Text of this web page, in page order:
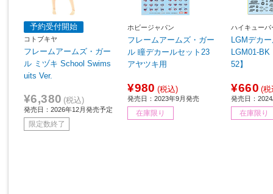
予約受付開始
コトブキヤ
フレームアームズ・ガー
ル ミヅキ School Swims
uits Ver.
¥6,380 (税込)
発売日：2026年12月発売予定
限定数終了
ホビージャパン
フレームアームズ・ガー
ル 瞳デカールセット23
アヤツキ用
¥980 (税込)
発売日：2023年9月発売
在庫限り
ハイキューパ
LGMデカ
LGM01-BK ブラック 【8
52】
¥660 (税
発売日：
在庫限り